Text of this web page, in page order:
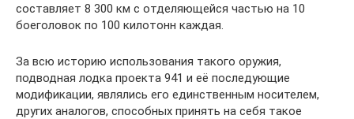
составляет 8 300 км с отделяющейся частью на 10
боеголовок по 100 килотонн каждая.
За всю историю использования такого оружия,
подводная лодка проекта 941 и её последующие
модификации, являлись его единственным носителем,
других аналогов, способных принять на себя такое